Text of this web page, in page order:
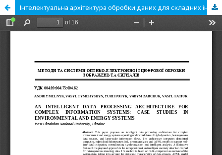
Інтелектуальна архітектура обробки даних для складних інформаційних систем: кейс-дослідження екологічних та енергетичних систем